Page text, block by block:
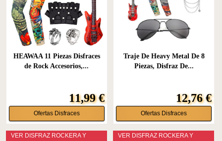
HEAWAA 11 Piezas Disfraces
de Rock Accesorios,...
11,99 €
Ofertas Disfraces
Traje De Heavy Metal De 8
Piezas, Disfraz De...
12,76 €
Ofertas Disfraces
VER DISFRAZ ROCKERA Y
VER DISFRAZ ROCKERA Y